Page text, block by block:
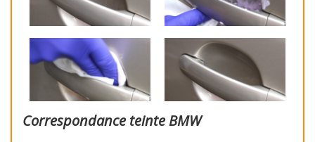
Correspondance teinte BMW